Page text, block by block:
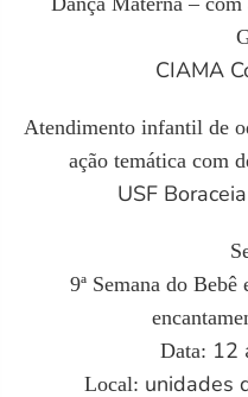
CIAMA
Atendimento infantil de
ação temática com
USF
9ª Semana do
Data: 12
Local: unidades